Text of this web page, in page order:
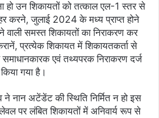
हो उन शिकायतों को तत्काल एल-1 स्तर से
करने, जुलाई 2024 के मध्य प्राप्त होने
वाली समस्त शिकायतों का निराकरण कर
प्रत्येक शिकायत में शिकायतकर्ता से
समाधानकारक एवं तथ्यपरक निराकरण दर्ज
गया है।
नान अटेंडेंट की स्थिति निर्मित न हो इस
पर लंबित शिकायतों में अनिवार्य रूप से